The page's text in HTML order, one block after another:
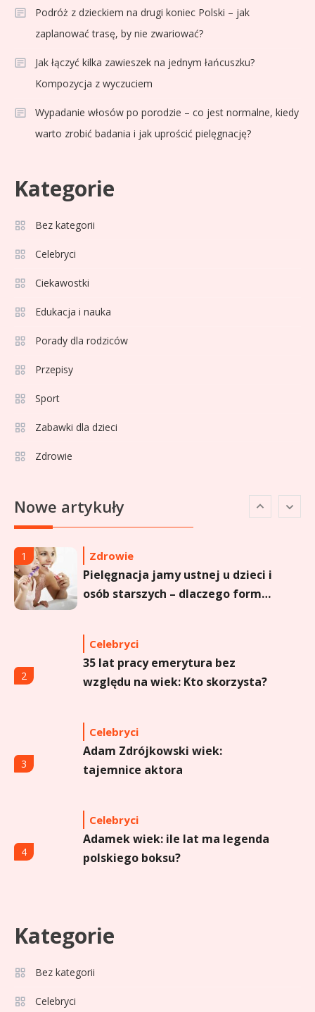
Podróż z dzieckiem na drugi koniec Polski – jak
zaplanować trasę, by nie zwariować?
Jak łączyć kilka zawieszek na jednym łańcuszku?
Kompozycja z wyczuciem
Wypadanie włosów po porodzie – co jest normalne, kiedy
warto zrobić badania i jak uprościć pielęgnację?
Kategorie
Bez kategorii
Celebryci
Ciekawostki
Edukacja i nauka
Porady dla rodziców
Przepisy
Sport
Zabawki dla dzieci
Zdrowie
Nowe artykuły
Adam Zdrójkowski wiek:
Adamek wiek: ile lat ma legenda
6
aktorce i jej karierze
1 Zdrowie
Pielęgnacja jamy ustnej u dzieci i
osób starszych – dlaczego forma
2
Celebryci
35 lat pracy emerytura bez
względu na wiek: Kto skorzysta?
3
Celebryci
Adam Zdrójkowski wiek:
tajemnice aktora
4
Celebryci
Adamek wiek: ile lat ma legenda
polskiego boksu?
5
Aga Grzelak wiek: odkryj prawdę
o popularnej influencerce!
Kategorie
Bez kategorii
Celebryci